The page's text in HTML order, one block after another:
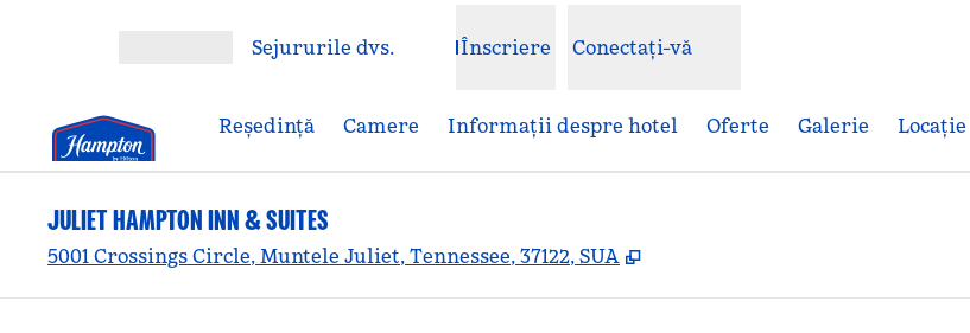
Deschideți meniulSejururile dvs. Înscriere Conectați-vă
Reşedinţă Camere Informații despre hotel Oferte Galerie Locaţie
JULIET HAMPTON INN & SUITES
5001 Crossings Circle, Muntele Juliet, Tennessee, 37122, SUA ,